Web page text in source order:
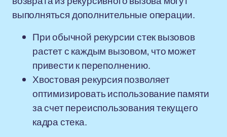
выполняться дополнительные операции.
При обычной рекурсии стек вызовов
растет с каждым вызовом, что может
привести к переполнению.
Хвостовая рекурсия позволяет
оптимизировать использование памяти
за счет переиспользования текущего
кадра стека.